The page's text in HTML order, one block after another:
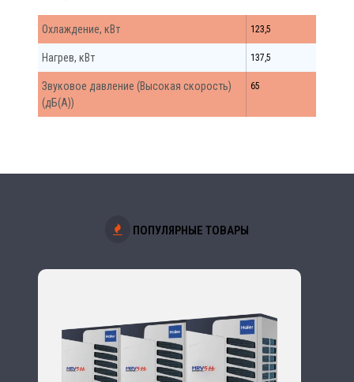
Охлаждение, кВт 123,5
Нагрев, кВт 137,5
Звуковое давление (Высокая скорость)
(дБ(А))
65
ПОПУЛЯРНЫЕ ТОВАРЫ